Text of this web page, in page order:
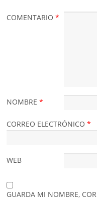
COMENTARIO*
NOMBRE*
CORREO ELECTRÓNICO*
WEB
GUARDA MI NOMBRE,